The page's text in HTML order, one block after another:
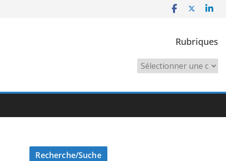
Rubriques
Rubriques
Recherche/Suche